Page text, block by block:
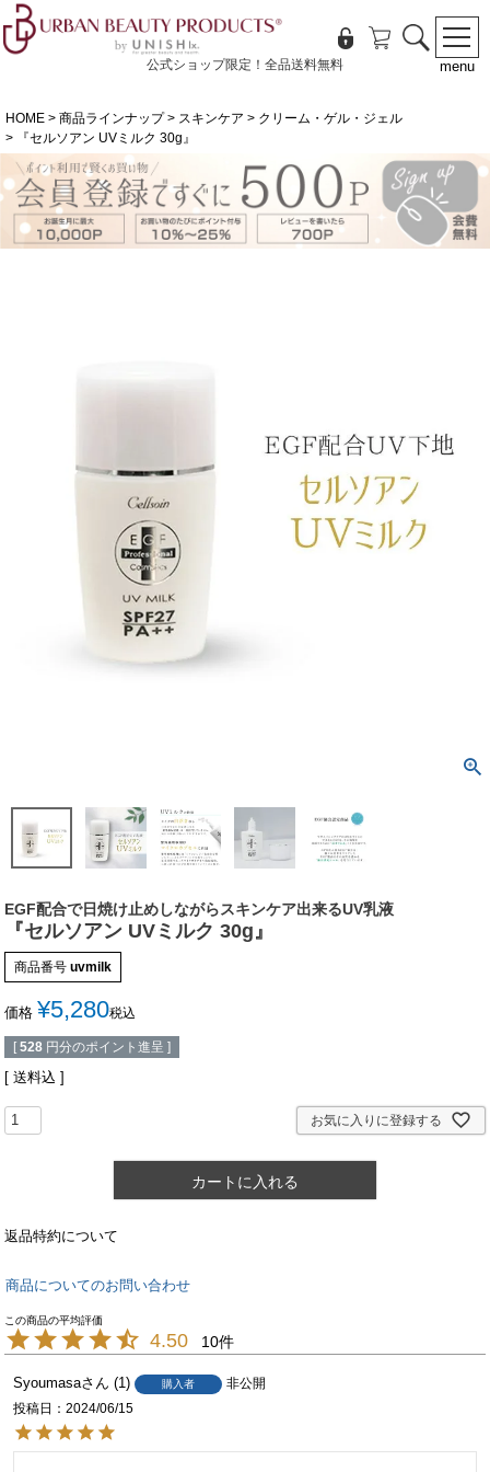
menu
公式ショップ限定！全品送料無料
HOME 商品ラインナップ スキンケア
クリーム・ゲル・ジェル
『セルソアン UVミルク 30g』
EGF配合で日焼け止めしながらスキンケア出来るUV乳液
『セルソアン UVミルク 30g』
商品番号 uvmilk
価格 ¥5,280税込
[ 528 円分のポイント進呈 ]
送料込
お気に入りに登録する
カートに入れる
返品特約について
商品についてのお問い合わせ
4.50 10
Syoumasa 1 購入者
非公開
投稿日
2024/06/15